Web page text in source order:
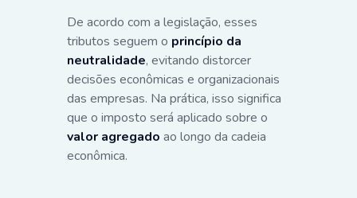
De acordo com a legislação, esses
tributos seguem o princípio da
neutralidade, evitando distorcer
decisões econômicas e organizacionais
das empresas. Na prática, isso significa
que o imposto será aplicado sobre o
valor agregado ao longo da cadeia
econômica.